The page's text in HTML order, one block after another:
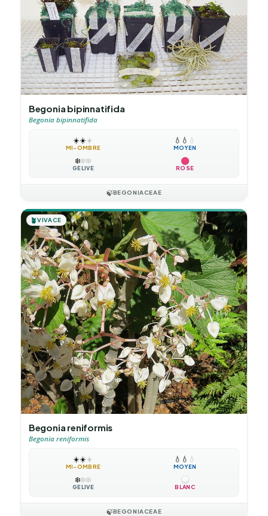
Begonia bipinnatifida
Begonia bipinnatifida
☀️☀️☀️
MI-OMBRE
💧 💧 💧
MOYEN
❄️❄️❄️
GÉLIVE ROSE
🍃BEGONIACEAE
🪴VIVACE
Begonia reniformis
Begonia reniformis
☀️☀️☀️
MI-OMBRE
💧 💧 💧
MOYEN
❄️❄️❄️
GÉLIVE BLANC
🍃BEGONIACEAE